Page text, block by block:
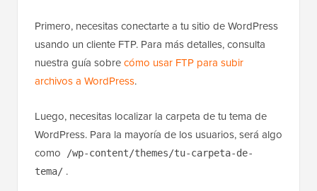
Primero, necesitas conectarte a tu sitio de WordPress
usando un cliente FTP. Para más detalles, consulta
nuestra guía sobrecómo usar FTP para subir
archivos a WordPress.
Luego, necesitas localizar la carpeta de tu tema de
WordPress. Para la mayoría de los usuarios, será algo
como
/wp-content/themes/tu-carpeta-de-
tema/ .